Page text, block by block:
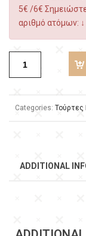
5€ /6€
αριθμό ατόμων: ↓
Categories: Τούρτες
ADDITIONAL